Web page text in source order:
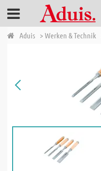
Aduis > Werken & Technik